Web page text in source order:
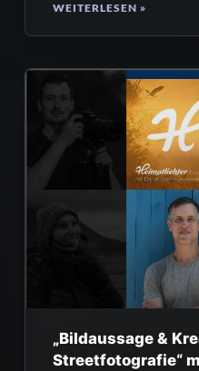
WEITERLESEN »
„Bildaussage &
Streetfotografie“